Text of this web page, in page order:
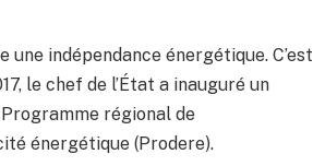
indépendance énergétique. C’est
le chef de l’État a inauguré un
régional de
énergétique (Prodere).